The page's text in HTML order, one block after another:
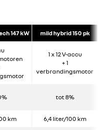
147 kW mild hybrid 150 pk
1 x 12 V-accu
+ 1
verbrandingsmotor
tot 8%
km 6,4 liter/100 km